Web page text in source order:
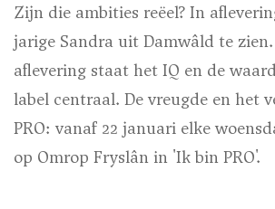
Zijn die ambities reëel? In
jarige Sandra uit Damwâld te
aflevering staat het IQ en de
label centraal. De vreugde en het
PRO: vanaf 22 januari elke
op Omrop Fryslân in 'Ik bin PRO'.